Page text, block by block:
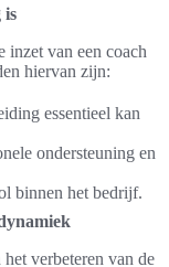
is
inzet van een coach
hiervan zijn:
essentieel kan
ondersteuning en
binnen het bedrijf.
verbeteren van de